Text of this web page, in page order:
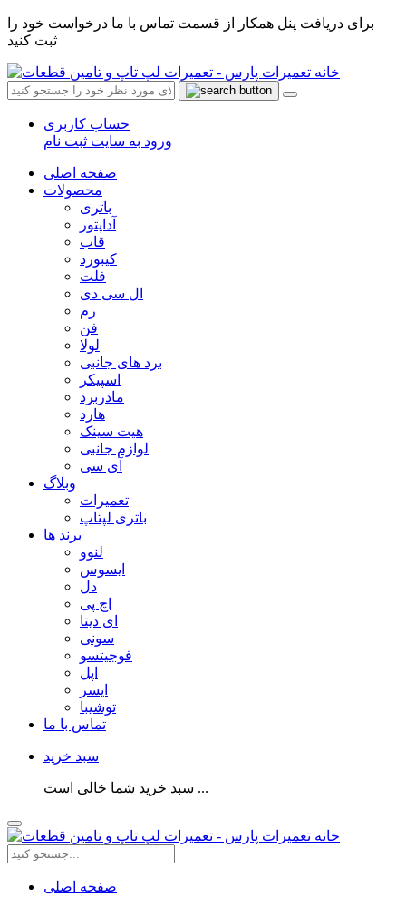
برای دریافت پنل همکار از قسمت تماس با ما درخواست خود را
ثبت کنید
حساب کاربری
ورود به سایت ثبت نام
صفحه اصلی
محصولات
باتری
آداپتور
قاب
کیبورد
فلت
ال سی دی
رم
فن
لولا
برد های جانبی
اسپیکر
مادربرد
هارد
هیت سینک
لوازم جانبی
آی سی
وبلاگ
تعمیرات
باتری لپتاپ
برند ها
لنوو
ایسوس
دل
اچ پی
ای دیتا
سونی
فوجیتسو
اپل
ایسر
توشیبا
تماس با ما
سبد خرید
سبد خرید شما خالی است ...
صفحه اصلی